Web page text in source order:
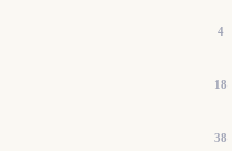
4
18
38